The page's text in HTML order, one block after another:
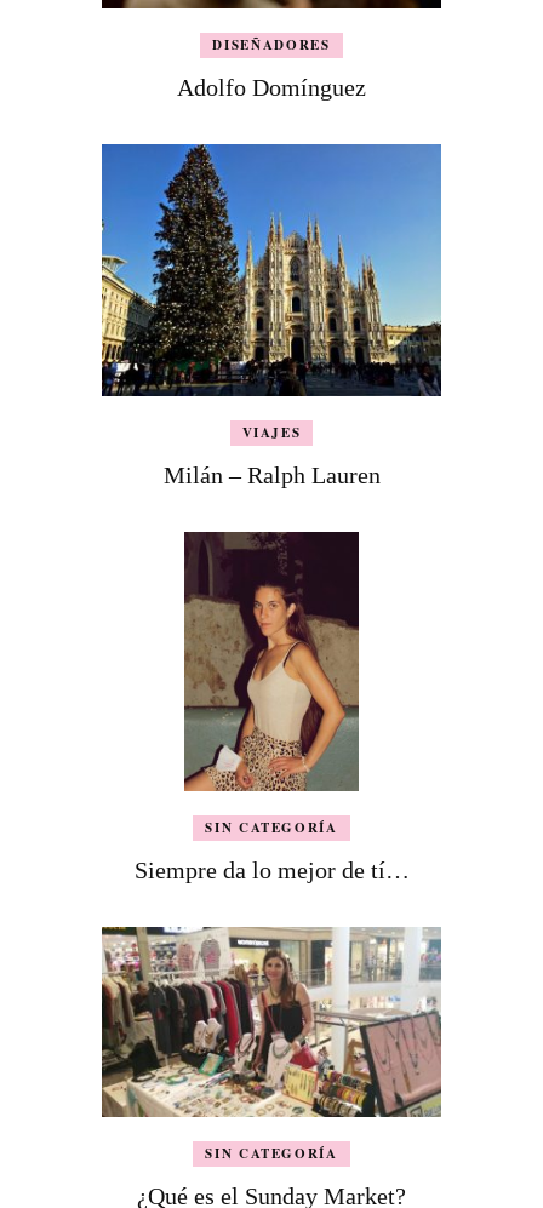
DISEÑADORES
Adolfo Domínguez
VIAJES
Milán – Ralph Lauren
SIN CATEGORÍA
Siempre da lo mejor de tí…
SIN CATEGORÍA
¿Qué es el Sunday Market?